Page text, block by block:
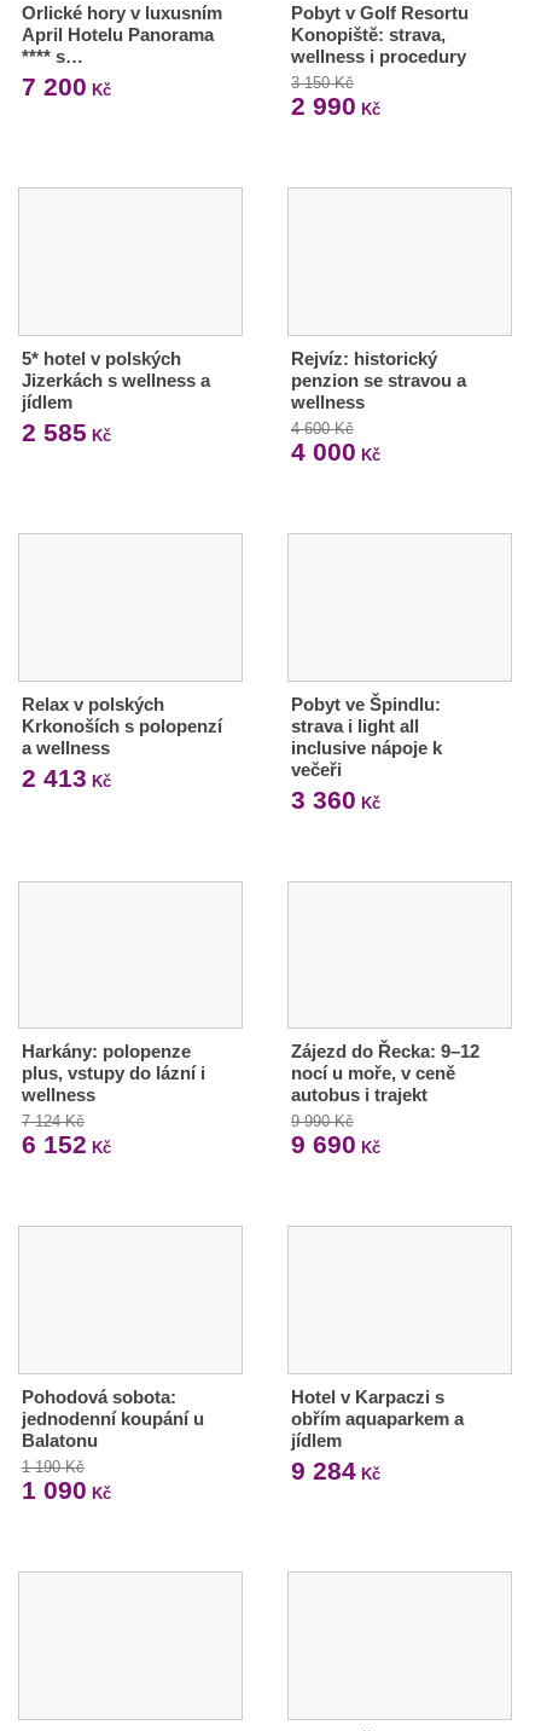
Orlické hory v luxusním
April Hotelu Panorama
**** s…
7 200 Kč
Pobyt v Golf Resortu
Konopiště: strava,
wellness i procedury
3 150 Kč
2 990 Kč
5* hotel v polských
Jizerkách s wellness a
jídlem
2 585 Kč
Rejvíz: historický
penzion se stravou a
wellness
4 600 Kč
4 000 Kč
Relax v polských
Krkonoších s polopenzí
a wellness
2 413 Kč
Pobyt ve Špindlu:
strava i light all
inclusive nápoje k
večeři
3 360 Kč
Harkány: polopenze
plus, vstupy do lázní i
wellness
7 124 Kč
6 152 Kč
Zájezd do Řecka: 9–12
nocí u moře, v ceně
autobus i trajekt
9 990 Kč
9 690 Kč
Pohodová sobota:
jednodenní koupání u
Balatonu
1 190 Kč
1 090 Kč
Hotel v Karpaczi s
obřím aquaparkem a
jídlem
9 284Kč